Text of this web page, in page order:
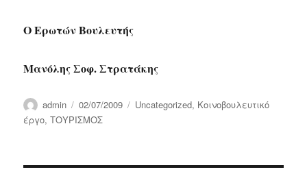
Ο Ερωτών Βουλευτής
Μανόλης Σοφ. Στρατάκης
Author
admin
Posted
on
02/07/2009 Categories
Uncategorized, Κοινοβουλευτικό
έργο,ΤΟΥΡΙΣΜΟΣ